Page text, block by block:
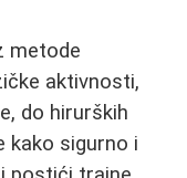
metode
aktivnosti,
do hirurških
kako sigurno i